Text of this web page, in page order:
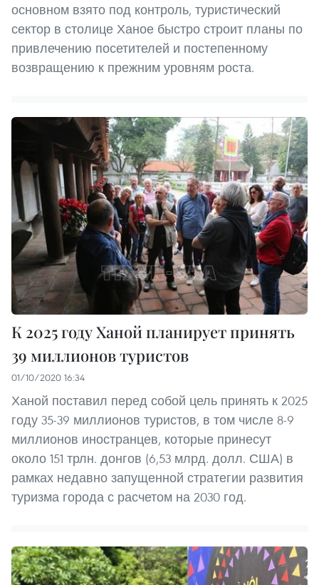
основном взято под контроль, туристический
сектор в столице Ханое быстро строит планы по
привлечению посетителей и постепенному
возвращению к прежним уровням роста.
К 2025 году Ханой планирует принять
39 миллионов туристов
01/10/2020 16:34
Ханой поставил перед собой цель принять к 2025
году 35-39 миллионов туристов, в том числе 8-9
миллионов иностранцев, которые принесут
около 151 трлн. донгов (6,53 млрд. долл. США) в
рамках недавно запущенной стратегии развития
туризма города с расчетом на 2030 год.